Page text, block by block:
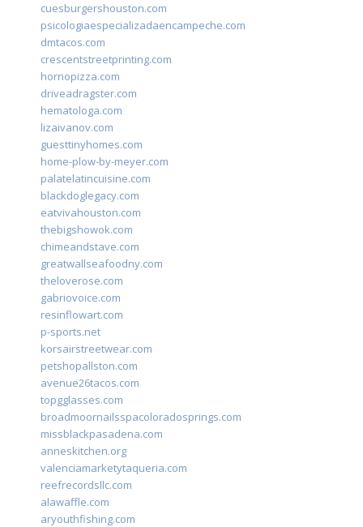
cuesburgershouston.com
psicologiaespecializadaencampeche.com
dmtacos.com
crescentstreetprinting.com
hornopizza.com
driveadragster.com
hematologa.com
lizaivanov.com
guesttinyhomes.com
home-plow-by-meyer.com
palatelatincuisine.com
blackdoglegacy.com
eatvivahouston.com
thebigshowok.com
chimeandstave.com
greatwallseafoodny.com
theloverose.com
gabriovoice.com
resinflowart.com
p-sports.net
korsairstreetwear.com
petshopallston.com
avenue26tacos.com
topgglasses.com
broadmoornailsspacoloradosprings.com
missblackpasadena.com
anneskitchen.org
valenciamarketytaqueria.com
reefrecordsllc.com
alawaffle.com
aryouthfishing.com